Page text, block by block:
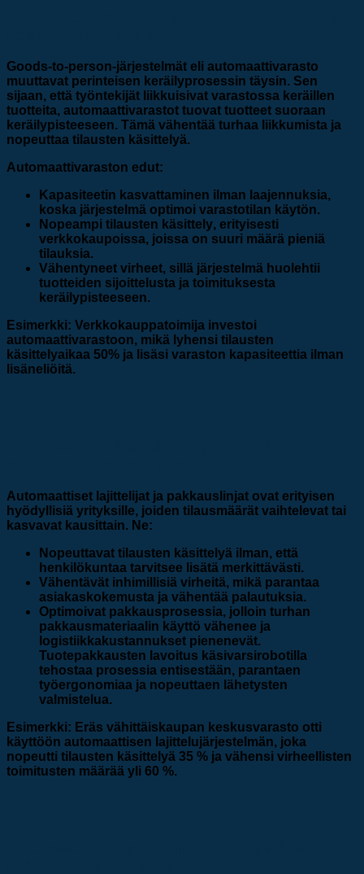
Goods-to-person-järjestelmät eli automaattivarasto
muuttavat perinteisen keräilyprosessin täysin. Sen
sijaan, että työntekijät liikkuisivat varastossa keräillen
tuotteita, automaattivarastot tuovat tuotteet suoraan
keräilypisteeseen. Tämä vähentää turhaa liikkumista ja
nopeuttaa tilausten käsittelyä.
Automaattivaraston edut:
Kapasiteetin kasvattaminen ilman laajennuksia,
koska järjestelmä optimoi varastotilan käytön.
Nopeampi tilausten käsittely, erityisesti
verkkokaupoissa, joissa on suuri määrä pieniä
tilauksia.
Vähentyneet virheet, sillä järjestelmä huolehtii
tuotteiden sijoittelusta ja toimituksesta
keräilypisteeseen.
Esimerkki: Verkkokauppatoimija investoi
automaattivarastoon, mikä lyhensi tilausten
käsittelyaikaa 50% ja lisäsi varaston kapasiteettia ilman
lisäneliöitä.
Automaattiset lajittelijat ja pakkauslinjat ovat erityisen
hyödyllisiä yrityksille, joiden tilausmäärät vaihtelevat tai
kasvavat kausittain. Ne:
Nopeuttavat tilausten käsittelyä ilman, että
henkilökuntaa tarvitsee lisätä merkittävästi.
Vähentävät inhimillisiä virheitä, mikä parantaa
asiakaskokemusta ja vähentää palautuksia.
Optimoivat pakkausprosessia, jolloin turhan
pakkausmateriaalin käyttö vähenee ja
logistiikkakustannukset pienenevät.
Tuotepakkausten lavoitus käsivarsirobotilla
tehostaa prosessia entisestään, parantaen
työergonomiaa ja nopeuttaen lähetysten
valmistelua.
Esimerkki: Eräs vähittäiskaupan keskusvarasto otti
käyttöön automaattisen lajittelujärjestelmän, joka
nopeutti tilausten käsittelyä 35 % ja vähensi virheellisten
toimitusten määrää yli 60 %.